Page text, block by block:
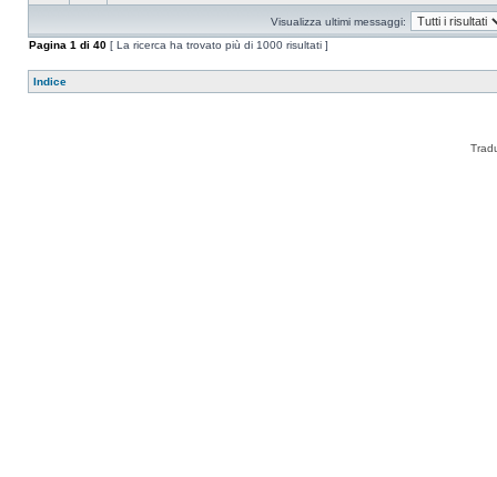
Visualizza ultimi messaggi:
Pagina 1 di 40 [ La ricerca ha trovato più di 1000 risultati ]
Indice